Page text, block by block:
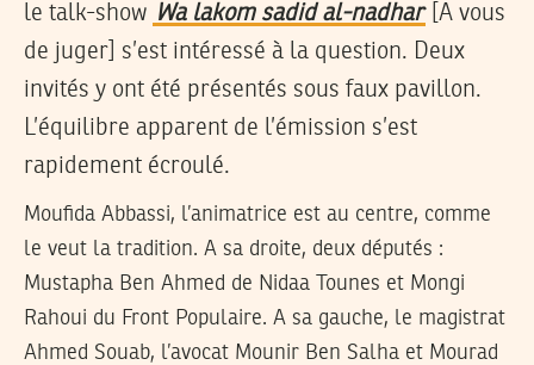
le talk-show Wa lakom sadid al-nadhar[A vous
de juger] s’est intéressé à la question. Deux
invités y ont été présentés sous faux pavillon.
L’équilibre apparent de l’émission s’est
rapidement écroulé.
Moufida Abbassi, l’animatrice est au centre, comme
le veut la tradition. A sa droite, deux députés :
Mustapha Ben Ahmed de Nidaa Tounes et Mongi
Rahoui du Front Populaire. A sa gauche, le magistrat
Ahmed Souab, l’avocat Mounir Ben Salha et Mourad